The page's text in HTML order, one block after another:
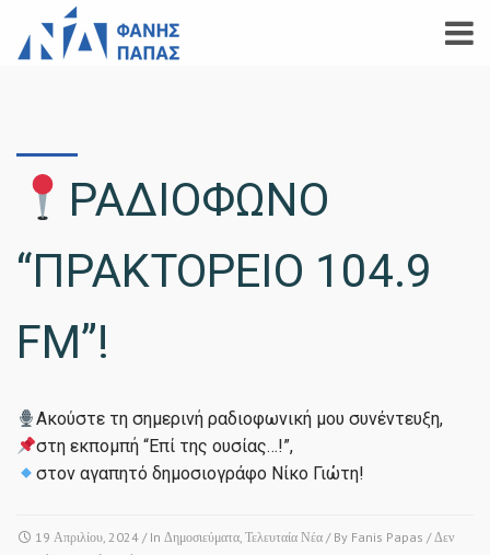
ΡΑΔΙΟΦΩΝΟ
“ΠΡΑΚΤΟΡΕΙΟ 104.9
FM”!
Ακούστε τη σημερινή ραδιοφωνική μου συνέντευξη,
στη εκπομπή “Επί της ουσίας…!”,
στον αγαπητό δημοσιογράφο Νίκο Γιώτη!
19 Απριλίου, 2024 / In Δημοσιεύματα, Τελευταία Νέα / By Fanis Papas /Δεν